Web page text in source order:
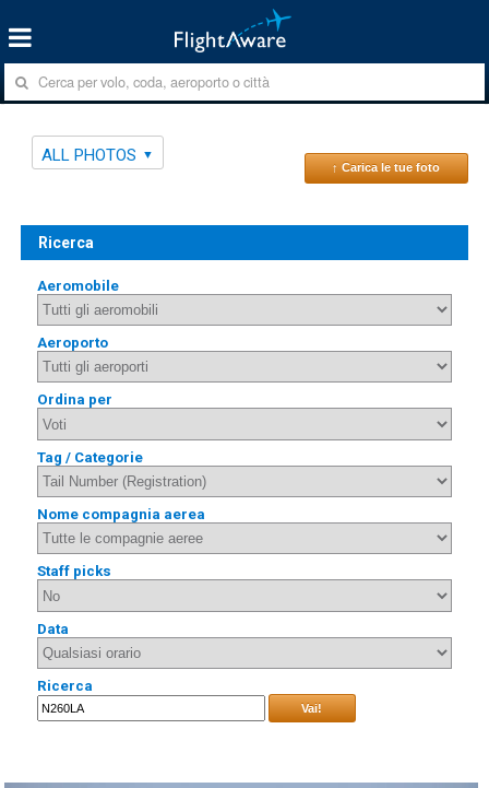
ALL PHOTOS
↑ Carica le tue foto
Ricerca
Aeromobile
Aeroporto
Ordina per
Tag / Categorie
Nome compagnia aerea
Staff picks
Data
Ricerca
Vai!